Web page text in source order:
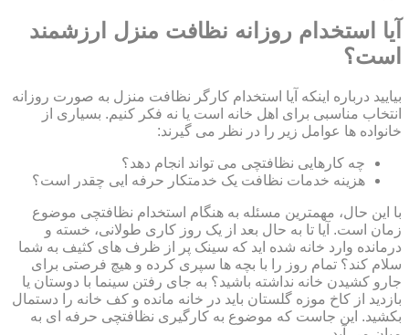
آیا استخدام روزانه نظافت منزل ارزشمند
است؟
بیایید درباره اینکه آیا استخدام کارگر نظافت منزل به صورت روزانه
انتخاب مناسبی برای اهل خانه است یا نه فکر کنیم. بسیاری از
خانواده ها عوامل زیر را در نظر می گیرند:
چه کارهایی نظافتچی می تواند انجام دهد؟
هزینه خدمات نظافت یک خدمتکار حرفه ایی چقدر است؟
با این حال، مهمترین مسئله به هنگام استخدام نظافتچی موضوع
زمان است. آیا تا به حال بعد از یک روز کاری طولانی، خسته و
درمانده وارد خانه شده اید که سینک پر از ظرف های کثیف به شما
سلام کند؟ تمام روز را با بچه ها سپری کرده و هیچ فرصتی برای
جارو کشیدن خانه نداشته باشید؟ به جای رفتن سینما با دوستان یا
بازدید از کاخ موزه گلستان باید در خانه مانده و کف خانه را دستمال
بکشید. این جاست که موضوع به کارگیری نظافتچی حرفه ای به